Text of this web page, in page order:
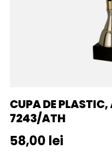
CUPA DE
7243/ATH
Pret initial
58,00 lei